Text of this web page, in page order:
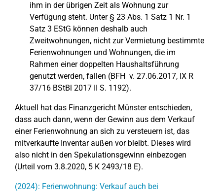
ihm in der übrigen Zeit als Wohnung zur
Verfügung steht. Unter § 23 Abs. 1 Satz 1 Nr. 1
Satz 3 EStG können deshalb auch
Zweitwohnungen, nicht zur Vermietung bestimmte
Ferienwohnungen und Wohnungen, die im
Rahmen einer doppelten Haushaltsführung
genutzt werden, fallen (BFH v. 27.06.2017, IX R
37/16 BStBl 2017 II S. 1192).
Aktuell hat das Finanzgericht Münster entschieden,
dass auch dann, wenn der Gewinn aus dem Verkauf
einer Ferienwohnung an sich zu versteuern ist, das
mitverkaufte Inventar außen vor bleibt. Dieses wird
also nicht in den Spekulationsgewinn einbezogen
(Urteil vom 3.8.2020, 5 K 2493/18 E).
(2024): Ferienwohnung: Verkauf auch bei